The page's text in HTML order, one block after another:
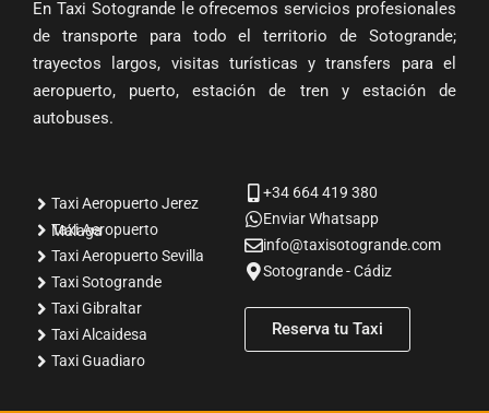
En Taxi Sotogrande le ofrecemos servicios profesionales
de transporte para todo el territorio de Sotogrande;
trayectos largos, visitas turísticas y transfers para el
aeropuerto, puerto, estación de tren y estación de
autobuses.
Taxi Aeropuerto Jerez
Taxi Aeropuerto Málaga
Taxi Aeropuerto Sevilla
Taxi Sotogrande
Taxi Gibraltar
Taxi Alcaidesa
Taxi Guadiaro
+34 664 419 380
Enviar Whatsapp
info@taxisotogrande.com
Sotogrande - Cádiz
Reserva tu Taxi